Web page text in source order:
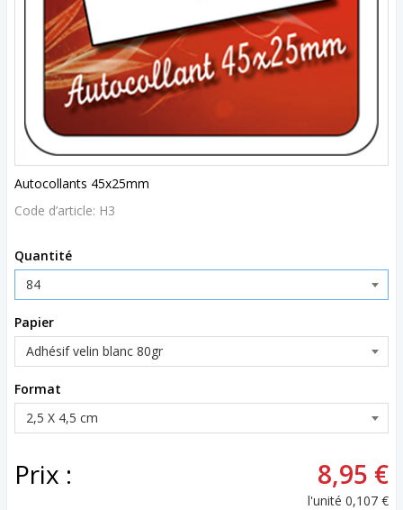
Autocollants 45x25mm
Code d’article: H3
Quantité
Papier
Format
Prix : 8,95 €
l'unité 0,107 €